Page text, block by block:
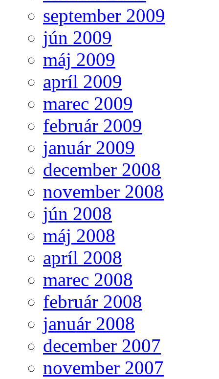
september 2009
jún 2009
máj 2009
apríl 2009
marec 2009
február 2009
január 2009
december 2008
november 2008
jún 2008
máj 2008
apríl 2008
marec 2008
február 2008
január 2008
december 2007
november 2007